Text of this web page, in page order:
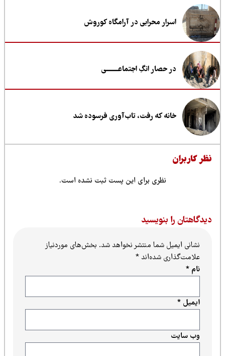
اسرار محرابی در آرامگاه کوروش
در حصار انگِ اجتماعــــــــی
خانه که رفت، تاب‌آوری فرسوده شد
کاربران
نظری برای این پست ثبت نشده است.
را بنویسید
نشانی ایمیل شما منتشر نخواهد شد.بخش‌های موردنیاز
علامت‌گذاری شده‌اند*
ایمیل*
وب‌ سایت